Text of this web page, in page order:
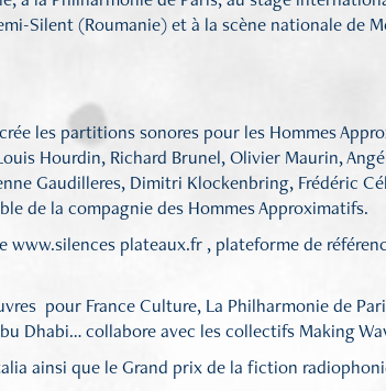
Silent (Roumanie) et à la scène nationale de
les partitions sonores pour les Hommes
Hourdin, Richard Brunel, Olivier Maurin,
Gaudilleres, Dimitri Klockenbring, Frédéric
de la compagnie des Hommes Approximatifs.
www.silences plateaux.fr , plateforme de
pour France Culture, La Philharmonie de
Dhabi… collabore avec les collectifs Making
ainsi que le Grand prix de la fiction